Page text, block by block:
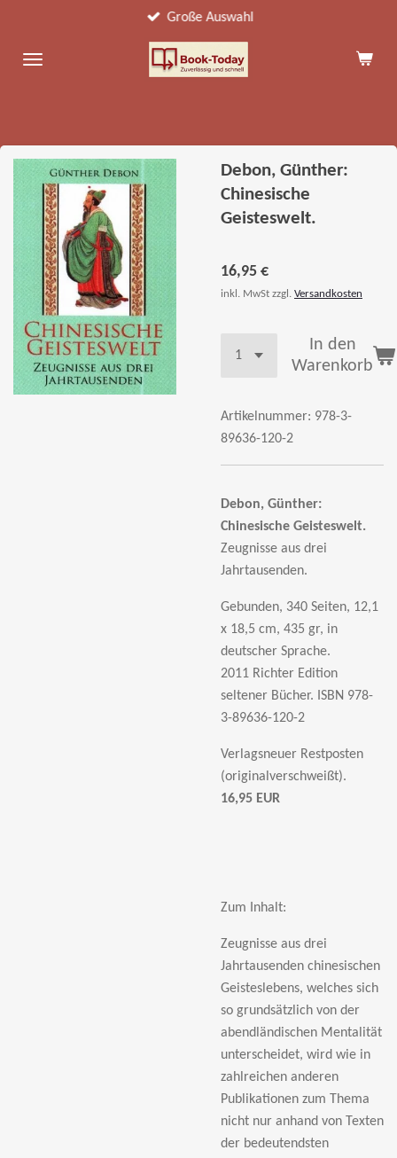
springen
Große Auswahl
Debon, Günther:
Chinesische
Geisteswelt.
16,95 €
inkl. MwSt zzgl. Versandkosten
In den
Warenkorb
Artikelnummer: 978-3-
89636-120-2
Debon, Günther:
Chinesische Geisteswelt.
Zeugnisse aus drei
Jahrtausenden.
Gebunden, 340 Seiten, 12,1
x 18,5 cm, 435 gr, in
deutscher Sprache.
2011 Richter Edition
seltener Bücher. ISBN 978-
3-89636-120-2
Verlagsneuer Restposten
(originalverschweißt).
16,95 EUR
Zum Inhalt:
Zeugnisse aus drei
Jahrtausenden chinesischen
Geisteslebens, welches sich
so grundsätzlich von der
abendländischen Mentalität
unterscheidet, wird wie in
zahlreichen anderen
Publikationen zum Thema
nicht nur anhand von Texten
der bedeutendsten